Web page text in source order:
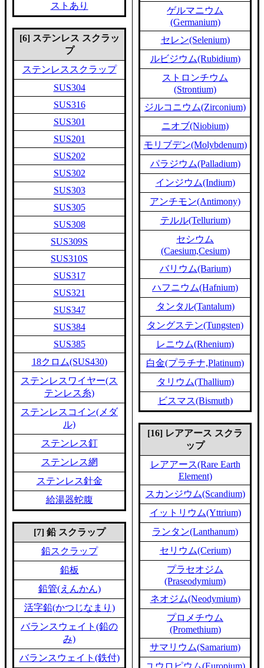
ストあり
[6] ステンレス スクラッ
プ
ステンレススクラップ
SUS304
SUS316
SUS301
SUS201
SUS202
SUS302
SUS303
SUS305
SUS308
SUS309S
SUS310S
SUS317
SUS321
SUS347
SUS384
SUS385
18クロム(SUS430)
ステンレスワイヤー(ス
テンレス糸)
ステンレスコイン(メダ
ル)
ステンレス釘
ステンレス網
ステンレス針金
給湯器蛇腹
[7] 鉛 スクラップ
鉛スクラップ
鉛板
鉛管(えんかん)
活字鉛(かつじなまり)
バランスウェイト(鉛の
み)
バランスウェイト(鉄付)
ゲルマニウム
(Germanium)
セレン(Selenium)
ルビジウム(Rubidium)
ストロンチウム
(Strontium)
ジルコニウム(Zirconium)
ニオブ(Niobium)
モリブデン(Molybdenum)
パラジウム(Palladium)
インジウム(Indium)
アンチモン(Antimony)
テルル(Tellurium)
セシウム
(Caesium,Cesium)
バリウム(Barium)
ハフニウム(Hafnium)
タンタル(Tantalum)
タングステン(Tungsten)
レニウム(Rhenium)
白金(プラチナ,Platinum)
タリウム(Thallium)
ビスマス(Bismuth)
[16] レアアース スクラ
ップ
レアアース(Rare Earth
Element)
スカンジウム(Scandium)
イットリウム(Yttrium)
ランタン(Lanthanum)
セリウム(Cerium)
プラセオジム
(Praseodymium)
ネオジム(Neodymium)
プロメチウム
(Promethium)
サマリウム(Samarium)
ユウロピウム(Europium)